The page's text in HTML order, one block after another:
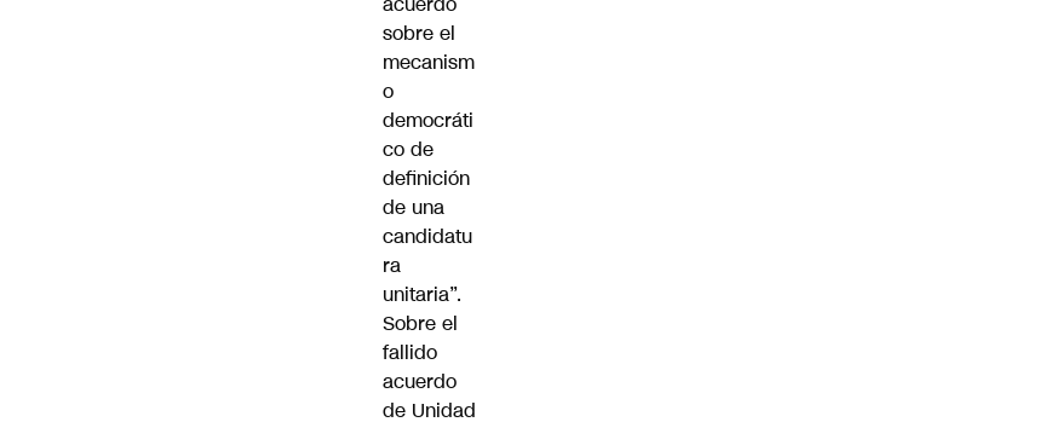
sobre el
mecanism
o
democráti
co de
definición
de una
candidatu
ra
unitaria”.
Sobre el
fallido
acuerdo
de Unidad